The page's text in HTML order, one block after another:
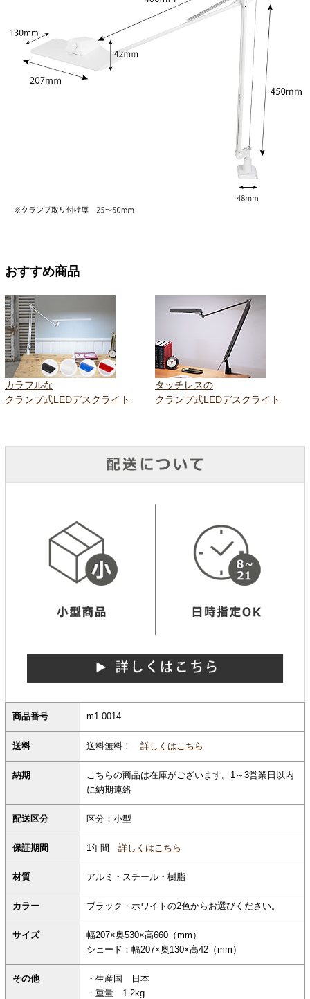
おすすめ商品
カラフルな
クランプ式LEDデスクライト
タッチレスの
クランプ式LEDデスクライト
商品番号 m1-0014
送料 送料無料！ 詳しくはこちら
納期
こちらの商品は在庫がございます。1～3営業日以内
に納期連絡
配送区分 区分：小型
保証期間 1年間 詳しくはこちら
材質 アルミ・スチール・樹脂
カラー ブラック・ホワイトの2色からお選びください。
サイズ
幅207×奥530×高660（mm）
シェード：幅207×奥130×高42（mm）
その他
・生産国 日本
・重量 1.2kg